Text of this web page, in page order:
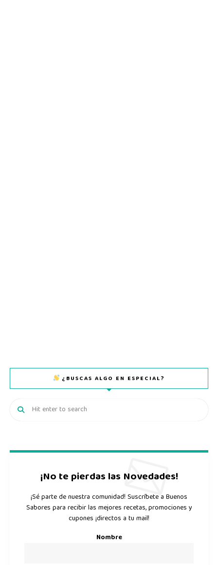
¿BUSCAS ALGO EN ESPECIAL?
¡No te pierdas las Novedades!
¡Sé parte de nuestra comunidad! Suscríbete a Buenos
Sabores para recibir las mejores recetas, promociones y
cupones ¡directos a tu mail!
Nombre